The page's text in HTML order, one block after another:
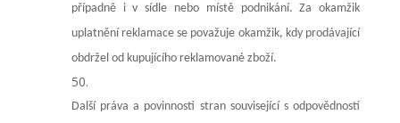
případně i v sídle nebo místě podnikání. Za okamžik
uplatnění reklamace se považuje okamžik, kdy prodávající
obdržel od kupujícího reklamované zboží.
Další práva a povinnosti stran související s odpovědností